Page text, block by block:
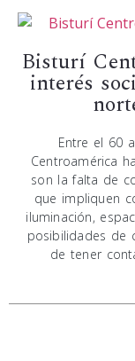
Bisturí
interés
Entre el 60
Centroamérica
son la falta de
que impliquen
iluminación,
posibilidades de
de tener